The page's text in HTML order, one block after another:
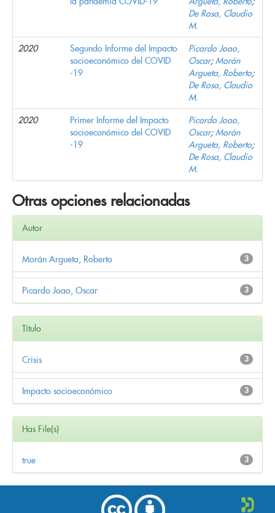
De Rosa, Claudio
M.
2020
Segundo Informe del Impacto
socioeconómico del COVID
-19
Picardo Joao,
Oscar;Morán
Argueta, Roberto;
De Rosa, Claudio
M.
2020
Primer Informe del Impacto
socioeconómico del COVID
-19
Picardo Joao,
Oscar;Morán
Argueta, Roberto;
De Rosa, Claudio
M.
Otras opciones relacionadas
Autor
3
Morán Argueta, Roberto
3
Picardo Joao, Oscar
Título
3
Crisis
3
Impacto socioeconómico
Has File(s)
3
true